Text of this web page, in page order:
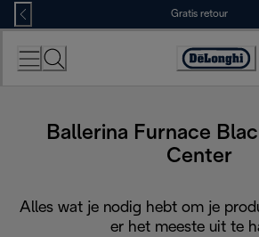
Skip
to
Content
Gratis retour
Accessibility
Ballerina Furnace
Center
Alles wat je nodig hebt om je
er het meeste uit te